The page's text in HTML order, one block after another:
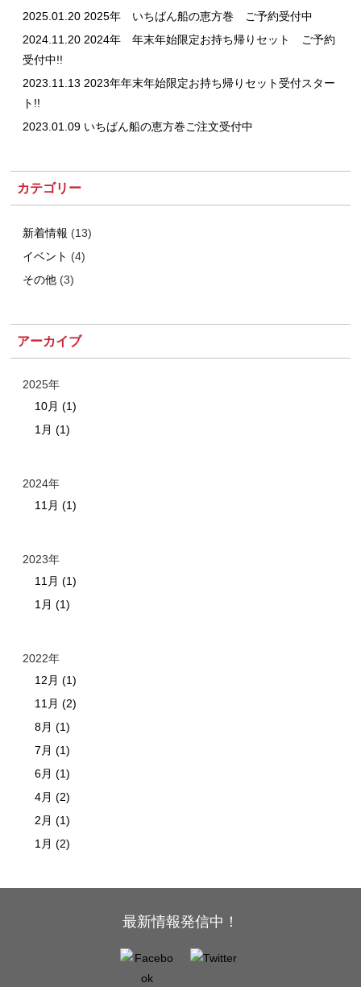
2025.01.20 2025年 いちばん船の恵方巻 ご予約受付中
2024.11.20 2024年 年末年始限定お持ち帰りセット ご予約
受付中!!
2023.11.13 2023年年末年始限定お持ち帰りセット受付スター
ト!!
2023.01.09 いちばん船の恵方巻ご注文受付中
カテゴリー
新着情報 (13)
イベント (4)
その他 (3)
アーカイブ
2025年
10月 (1)
1月 (1)
2024年
11月 (1)
2023年
11月 (1)
1月 (1)
2022年
12月 (1)
11月 (2)
8月 (1)
7月 (1)
6月 (1)
4月 (2)
2月 (1)
1月 (2)
最新情報発信中！